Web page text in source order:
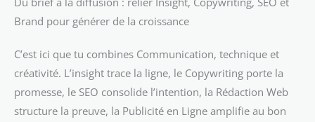
Brand pour générer de la croissance
C’est ici que tu combines Communication, technique et
créativité. L’insight trace la ligne, le Copywriting porte la
promesse, le SEO consolide l’intention, la Rédaction Web
structure la preuve, la Publicité en Ligne amplifie au bon